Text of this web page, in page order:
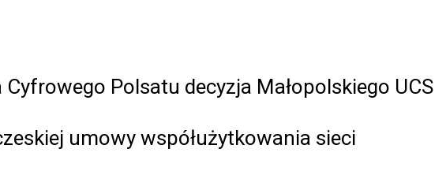
Polsatu decyzja Małopolskiego UCS
umowy współużytkowania sieci